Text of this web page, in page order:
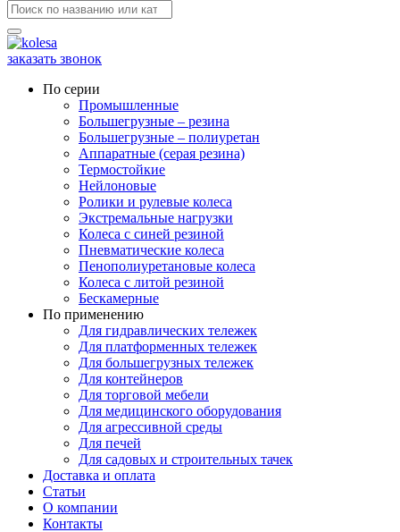
заказать звонок
По серии
Промышленные
Большегрузные – резина
Большегрузные – полиуретан
Аппаратные (серая резина)
Термостойкие
Нейлоновые
Ролики и рулевые колеса
Экстремальные нагрузки
Колеса с синей резиной
Пневматические колеса
Пенополиуретановые колеса
Колеса с литой резиной
Бескамерные
По применению
Для гидравлических тележек
Для платформенных тележек
Для большегрузных тележек
Для контейнеров
Для торговой мебели
Для медицинского оборудования
Для агрессивной среды
Для печей
Для садовых и строительных тачек
Доставка и оплата
Статьи
О компании
Контакты